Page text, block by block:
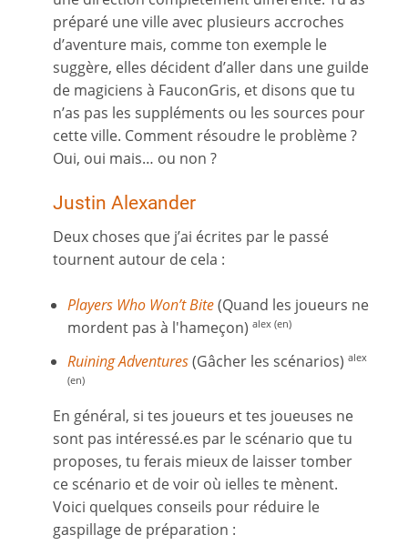
préparé une ville avec plusieurs accroches
d’aventure mais, comme ton exemple le
suggère, elles décident d’aller dans une guilde
de magiciens à FauconGris, et disons que tu
n’as pas les suppléments ou les sources pour
cette ville. Comment résoudre le problème ?
Oui, oui mais… ou non ?
Justin Alexander
Deux choses que j’ai écrites par le passé
tournent autour de cela :
Players Who Won’t Bite(Quand les joueurs ne
mordent pas à l'hameçon) alex (en)
Ruining Adventures(Gâcher les scénarios) alex
(en)
En général, si tes joueurs et tes joueuses ne
sont pas intéressé.es par le scénario que tu
proposes, tu ferais mieux de laisser tomber
ce scénario et de voir où ielles te mènent.
Voici quelques conseils pour réduire le
gaspillage de préparation :